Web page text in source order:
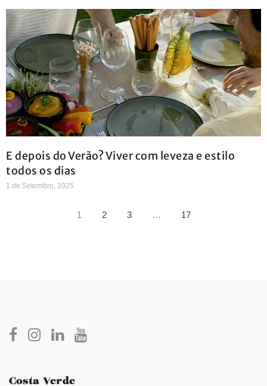
E depois do Verão? Viver com leveza e estilo
todos os dias
1 de Setembro, 2025
1 2 3 … 17
Costa Verde